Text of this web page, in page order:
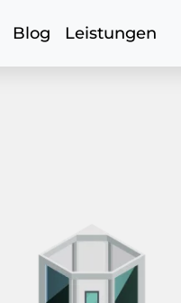
Blog Leistungen